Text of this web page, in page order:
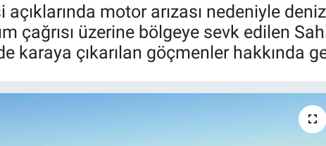
motor arızası nedeniyle
çağrısı üzerine bölgeye sevk edilen
karaya çıkarılan göçmenler hakkında